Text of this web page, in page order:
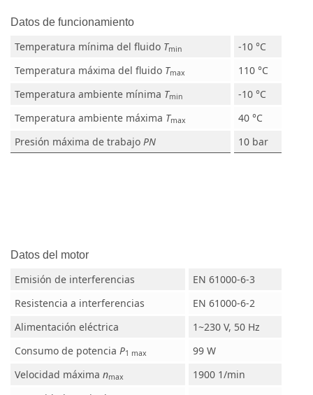
Datos de funcionamiento
Temperatura mínima del fluido Tmin
-10 °C
Temperatura máxima del fluido Tmax
110 °C
Temperatura ambiente mínima Tmin
-10 °C
Temperatura ambiente máxima Tmax
40 °C
Presión máxima de trabajo PN 10 bar
Datos del motor
Emisión de interferencias
EN 61000-6-3
Resistencia a interferencias
EN 61000-6-2
Alimentación eléctrica
1~230 V, 50 Hz
Consumo de potencia P1 max
99 W
Velocidad máxima nmax
1900 1/min